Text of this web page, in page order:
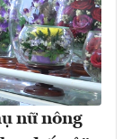
nữ nông